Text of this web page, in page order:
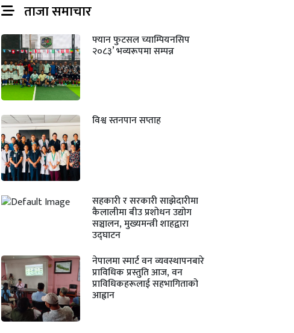
ताजा समाचार
फ्यान फुटसल च्याम्पियनसिप
२०८३’ भव्यरूपमा सम्पन्न
विश्व स्तनपान सप्ताह
सहकारी र सरकारी साझेदारीमा
कैलालीमा बीउ प्रशोधन उद्योग
सञ्चालन, मुख्यमन्त्री शाहद्वारा
उद्घाटन
नेपालमा स्मार्ट वन व्यवस्थापनबारे
प्राविधिक प्रस्तुति आज, वन
प्राविधिकहरूलाई सहभागिताको
आह्वान